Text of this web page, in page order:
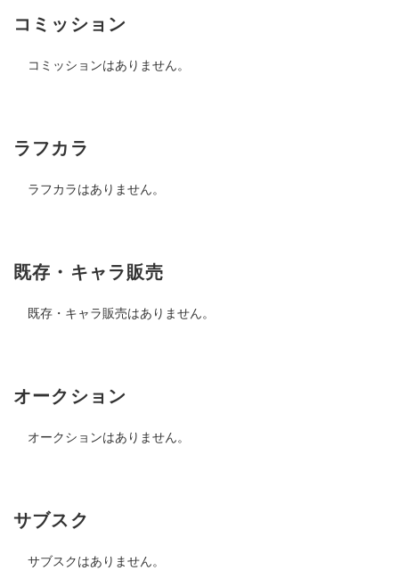
コミッション
コミッションはありません。
ラフカラ
ラフカラはありません。
既存・キャラ販売
既存・キャラ販売はありません。
オークション
オークションはありません。
サブスク
サブスクはありません。